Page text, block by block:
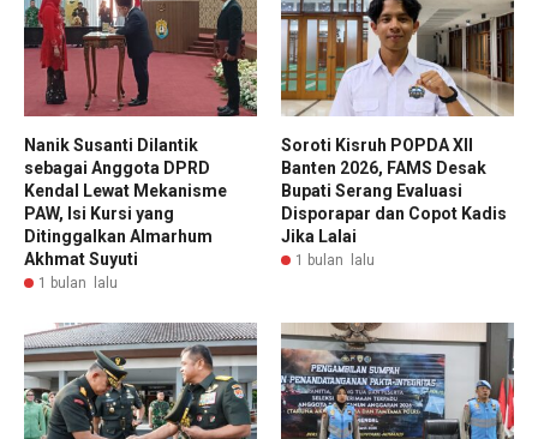
Nanik Susanti Dilantik
sebagai Anggota DPRD
Kendal Lewat Mekanisme
PAW, Isi Kursi yang
Ditinggalkan Almarhum
Akhmat Suyuti
1 bulan lalu
Soroti Kisruh POPDA XII
Banten 2026, FAMS Desak
Bupati Serang Evaluasi
Disporapar dan Copot Kadis
Jika Lalai
1 bulan lalu